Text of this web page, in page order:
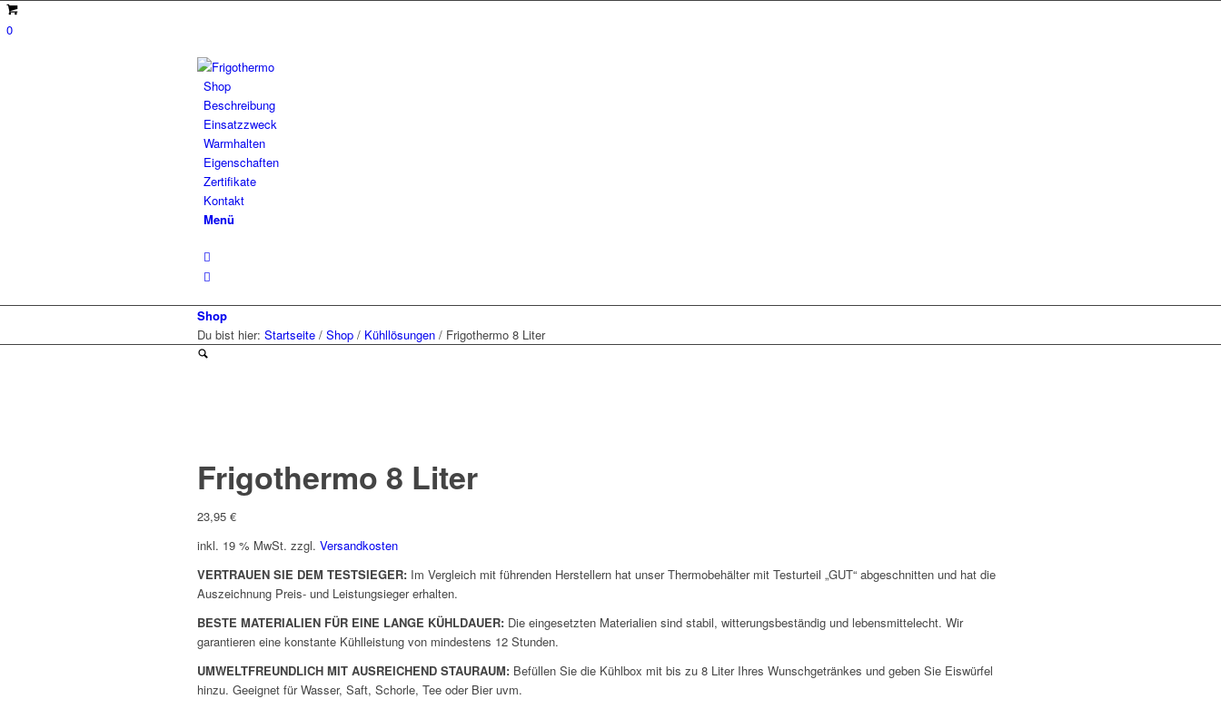
0
Shop
Beschreibung
Einsatzzweck
Warmhalten
Eigenschaften
Zertifikate
Kontakt
Menü
Shop
Du bist hier: Startseite / Shop / Kühllösungen / Frigothermo 8 Liter
Frigothermo 8 Liter
23,95 €
inkl. 19 % MwSt. zzgl. Versandkosten
VERTRAUEN SIE DEM TESTSIEGER: Im Vergleich mit führenden Herstellern hat unser Thermobehälter mit Testurteil „GUT“ abgeschnitten und hat die
Auszeichnung Preis- und Leistungsieger erhalten.
BESTE MATERIALIEN FÜR EINE LANGE KÜHLDAUER: Die eingesetzten Materialien sind stabil, witterungsbeständig und lebensmittelecht. Wir
garantieren eine konstante Kühlleistung von mindestens 12 Stunden.
UMWELTFREUNDLICH MIT AUSREICHEND STAURAUM: Befüllen Sie die Kühlbox mit bis zu 8 Liter Ihres Wunschgetränkes und geben Sie Eiswürfel
hinzu. Geeignet für Wasser, Saft, Schorle, Tee oder Bier uvm.